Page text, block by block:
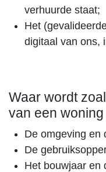
verhuurde staat;
Het
digitaal van ons,
Waar wordt
van een
De omgeving en
De
Het bouwjaar en